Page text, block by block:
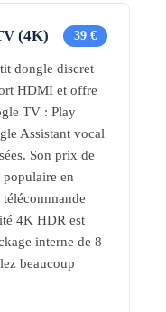
(4K) 39 €
dongle discret
HDMI et offre
TV : Play
Assistant vocal
Son prix de
en
4K HDR est
interne de 8
beaucoup